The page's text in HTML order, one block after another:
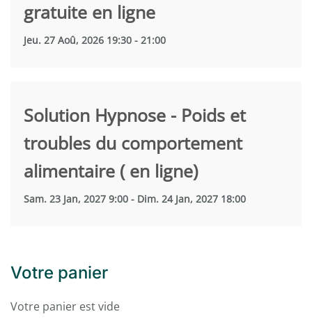
gratuite en ligne
Jeu. 27 Aoû, 2026 19:30 - 21:00
Solution Hypnose - Poids et
troubles du comportement
alimentaire ( en ligne)
Sam. 23 Jan, 2027 9:00 - Dim. 24 Jan, 2027 18:00
Votre panier
Votre panier est vide